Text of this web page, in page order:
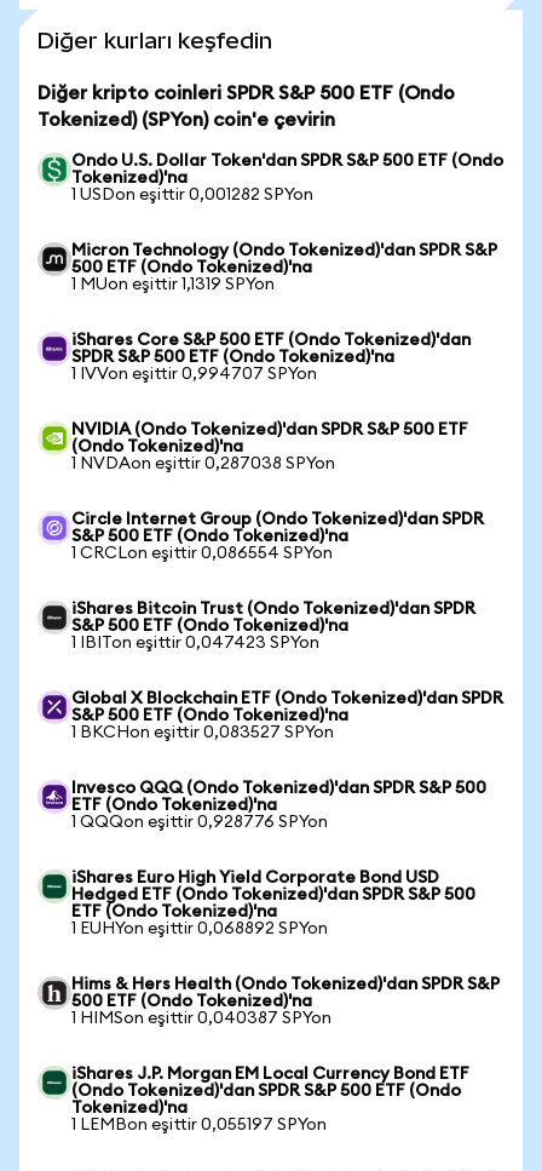
Diğer kurları keşfedin
Diğer kripto coinleri SPDR S&P 500 ETF (Ondo
Tokenized) (SPYon) coin'e çevirin
Ondo U.S. Dollar Token'dan SPDR S&P 500 ETF (Ondo
Tokenized)'na
1 USDon eşittir 0,001282 SPYon
Micron Technology (Ondo Tokenized)'dan SPDR S&P
500 ETF (Ondo Tokenized)'na
1 MUon eşittir 1,1319 SPYon
iShares Core S&P 500 ETF (Ondo Tokenized)'dan
SPDR S&P 500 ETF (Ondo Tokenized)'na
1 IVVon eşittir 0,994707 SPYon
NVIDIA (Ondo Tokenized)'dan SPDR S&P 500 ETF
(Ondo Tokenized)'na
1 NVDAon eşittir 0,287038 SPYon
Circle Internet Group (Ondo Tokenized)'dan SPDR
S&P 500 ETF (Ondo Tokenized)'na
1 CRCLon eşittir 0,086554 SPYon
iShares Bitcoin Trust (Ondo Tokenized)'dan SPDR
S&P 500 ETF (Ondo Tokenized)'na
1 IBITon eşittir 0,047423 SPYon
Global X Blockchain ETF (Ondo Tokenized)'dan SPDR
S&P 500 ETF (Ondo Tokenized)'na
1 BKCHon eşittir 0,083527 SPYon
Invesco QQQ (Ondo Tokenized)'dan SPDR S&P 500
ETF (Ondo Tokenized)'na
1 QQQon eşittir 0,928776 SPYon
iShares Euro High Yield Corporate Bond USD
Hedged ETF (Ondo Tokenized)'dan SPDR S&P 500
ETF (Ondo Tokenized)'na
1 EUHYon eşittir 0,068892 SPYon
Hims & Hers Health (Ondo Tokenized)'dan SPDR S&P
500 ETF (Ondo Tokenized)'na
1 HIMSon eşittir 0,040387 SPYon
iShares J.P. Morgan EM Local Currency Bond ETF
(Ondo Tokenized)'dan SPDR S&P 500 ETF (Ondo
Tokenized)'na
1 LEMBon eşittir 0,055197 SPYon